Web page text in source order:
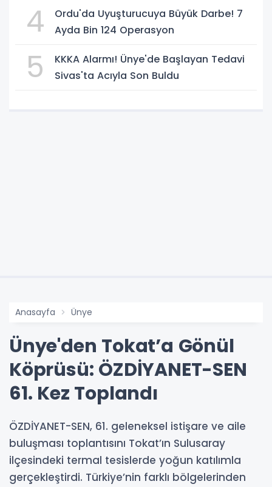
4
Ordu'da Uyuşturucuya Büyük Darbe! 7
Ayda Bin 124 Operasyon
5
KKKA Alarmı! Ünye'de Başlayan Tedavi
Sivas'ta Acıyla Son Buldu
Anasayfa Ünye
Ünye'den Tokat’a Gönül
Köprüsü: ÖZDİYANET-SEN
61. Kez Toplandı
ÖZDİYANET-SEN, 61. geleneksel istişare ve aile
buluşması toplantısını Tokat’ın Sulusaray
ilçesindeki termal tesislerde yoğun katılımla
gerçekleştirdi. Türkiye’nin farklı bölgelerinden